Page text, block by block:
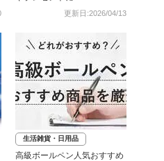
更新日:2026/04/13
生活雑貨・日用品
高級ボールペン人気おすすめ